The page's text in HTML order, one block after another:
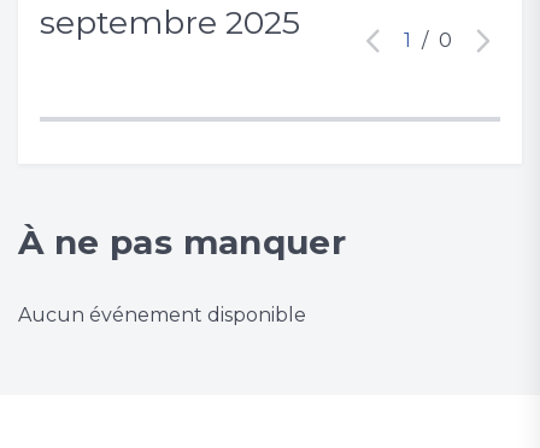
septembre 2025 1 / 0
À ne pas manquer
Aucun événement disponible